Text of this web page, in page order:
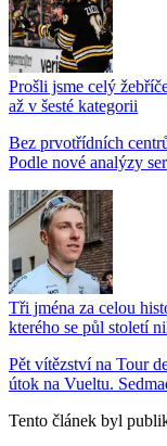
Prošli jsme celý
až v šesté kategorii
Bez prvotřídních
Podle nové analýzy
Tři jména za celou
kterého se půl století
Pět vítězství na Tour
útok na Vueltu.
Tento článek byl